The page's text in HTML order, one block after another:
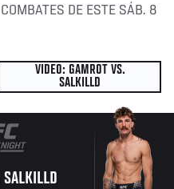
DE ESTE SÁB. 8
VIDEO: GAMROT VS.
SALKILLD
SALKILLD